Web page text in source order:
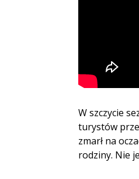
W szczycie
turystów
zmarł na
rodziny. Nie